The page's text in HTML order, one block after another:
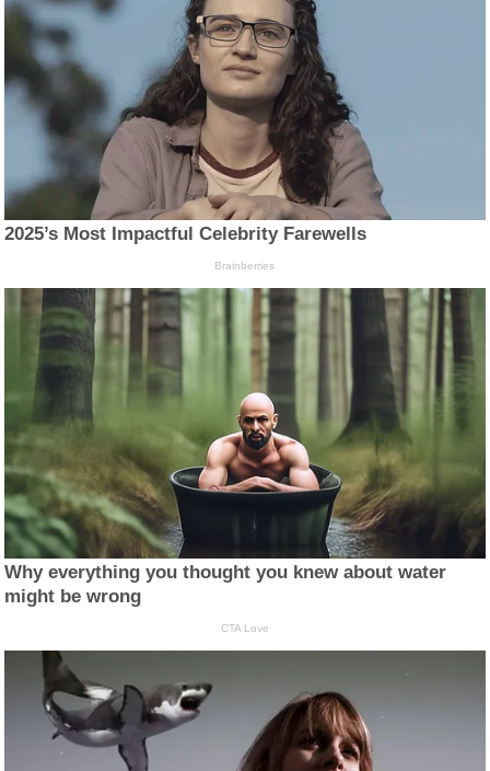
2025’s Most Impactful Celebrity Farewells
Brainberries
Why everything you thought you knew about water
might be wrong
CTA Love